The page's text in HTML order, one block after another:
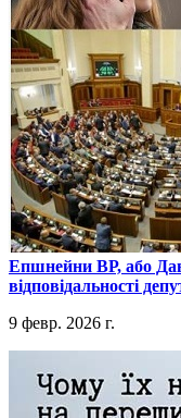
​Епшнейни ВР, або
відповідальності
9 февр. 2026 г.